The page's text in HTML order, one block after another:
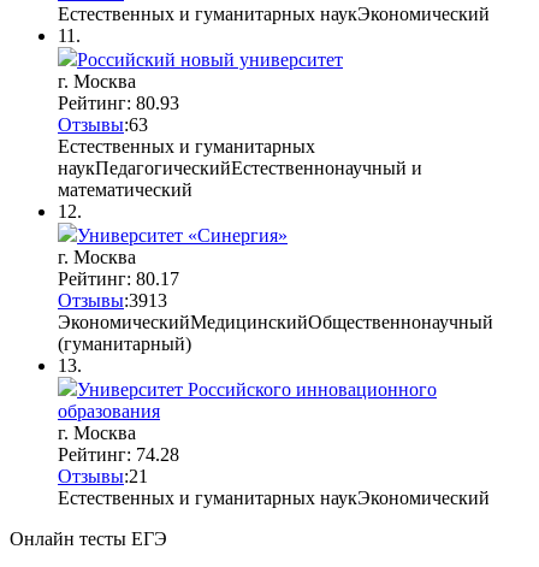
Естественных и гуманитарных наукЭкономический
11.
Российский новый университет
г. Москва
Рейтинг: 80.93
Отзывы:63
Естественных и гуманитарных
наукПедагогическийЕстественнонаучный и
математический
12.
Университет «Синергия»
г. Москва
Рейтинг: 80.17
Отзывы:3913
ЭкономическийМедицинскийОбщественнонаучный
(гуманитарный)
13.
Университет Российского инновационного
образования
г. Москва
Рейтинг: 74.28
Отзывы:21
Естественных и гуманитарных наукЭкономический
Онлайн тесты ЕГЭ